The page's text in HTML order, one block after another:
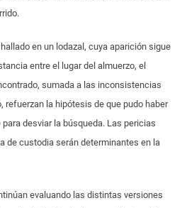
en un lodazal, cuya aparición sigue
entre el lugar del almuerzo, el
sumada a las inconsistencias
refuerzan la hipótesis de que pudo haber
desviar la búsqueda. Las pericias
de custodia serán determinantes en la
evaluando las distintas versiones